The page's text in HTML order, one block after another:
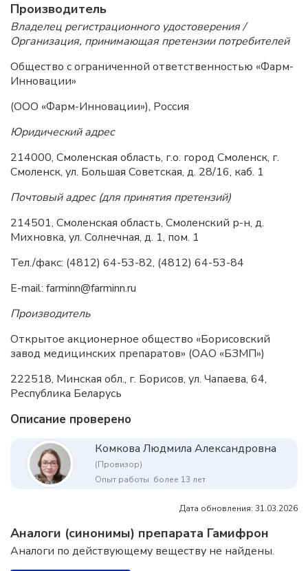
Производитель
Владелец регистрационного удостоверения /
Организация, принимающая претензии потребителей
Общество с ограниченной ответственностью «Фарм-
Инновации»
(ООО «Фарм-Инновации»), Россия
Юридический адрес
214000, Смоленская область, г.о. город Смоленск, г.
Смоленск, ул. Большая Советская, д. 28/16, каб. 1
Почтовый адрес (для принятия претензий)
214501, Смоленская область, Смоленский р-н, д.
Михновка, ул. Солнечная, д. 1, пом. 1
Тел./факс: (4812) 64-53-82, (4812) 64-53-84
E-mail: farminn@farminn.ru
Производитель
Открытое акционерное общество «Борисовский
завод медицинских препаратов» (ОАО «БЗМП»)
222518, Минская обл., г. Борисов, ул. Чапаева, 64,
Республика Беларусь
Описание проверено
Комкова Людмила Александровна
(Провизор)
Опыт работы: более 13 лет
Дата обновления: 31.03.2026
Аналоги (синонимы) препарата Гамифрон
Аналоги по действующему веществу не найдены.